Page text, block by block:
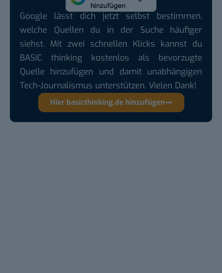
Google lässt dich jetzt selbst bestimmen,
welche Quellen du in der Suche häufiger
siehst. Mit zwei schnellen Klicks kannst du
BASIC thinking kostenlos als bevorzugte
Quelle hinzufügen und damit unabhängigen
Tech-Journalismus unterstützen. Vielen Dank!
Hier basicthinking.de hinzufügen